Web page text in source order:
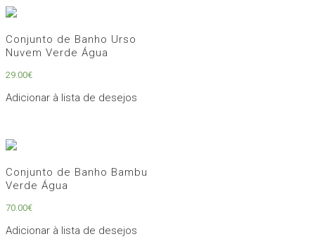
Conjunto de Banho Urso
Nuvem Verde Água
29.00€
Adicionar à lista de desejos
Conjunto de Banho Bambu
Verde Água
70.00€
Adicionar à lista de desejos